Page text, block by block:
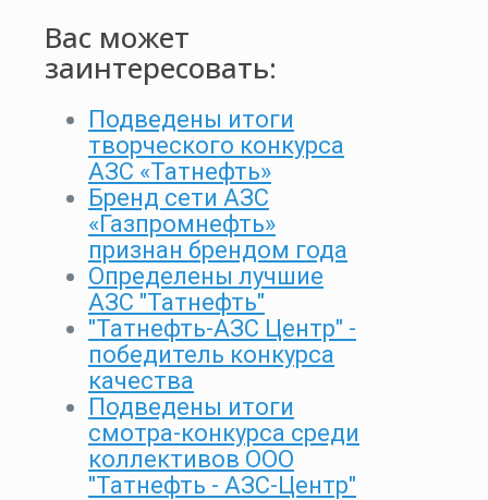
Вас может
заинтересовать:
Подведены итоги
творческого конкурса
АЗС «Татнефть»
Бренд сети АЗС
«Газпромнефть»
признан брендом года
Определены лучшие
АЗС "Татнефть"
"Татнефть-АЗС Центр" -
победитель конкурса
качества
Подведены итоги
смотра-конкурса среди
коллективов ООО
"Татнефть - АЗС-Центр"